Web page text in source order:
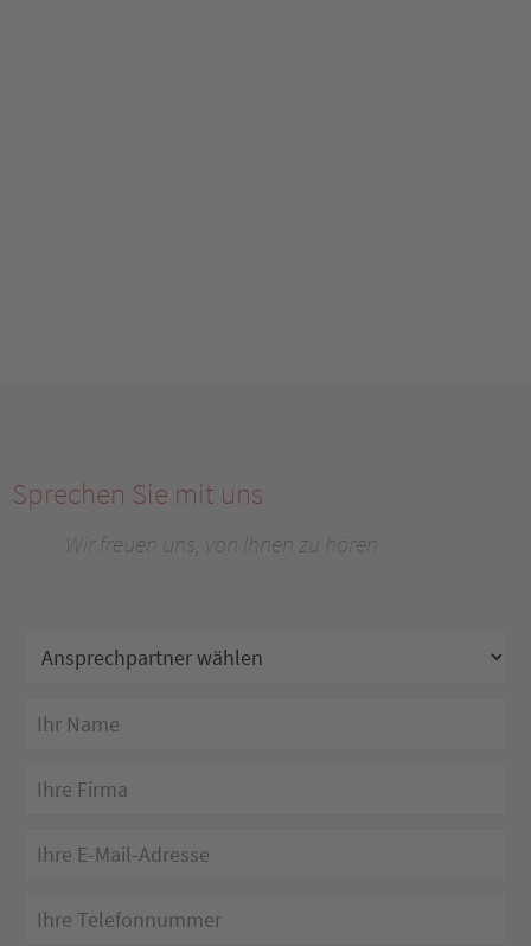
Sprechen Sie mit uns
Wir freuen uns, von Ihnen zu hören